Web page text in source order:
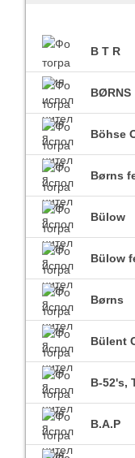
Imagine
Все песни
B T R
BØRNS
Böhse
Børns
Bülow
Bülow
Børns
Bülent
B-52's,
B.A.P